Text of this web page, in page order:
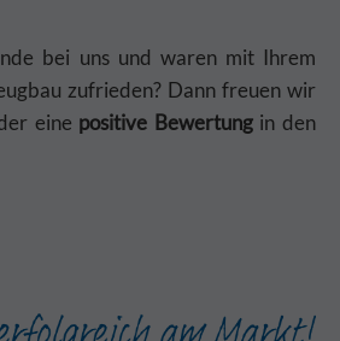
bei uns und waren mit Ihrem
zufrieden? Dann freuen wir
eine positive Bewertungin den